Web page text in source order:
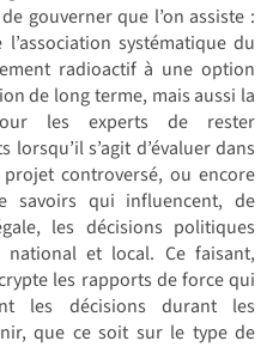
gouverner que l’on assiste :
systématique du
radioactif à une option
de long terme, mais aussi la
les experts de rester
lorsqu’il s’agit d’évaluer dans
controversé, ou encore
savoirs qui influencent, de
les décisions politiques
national et local. Ce faisant,
les rapports de force qui
les décisions durant les
que ce soit sur le type de